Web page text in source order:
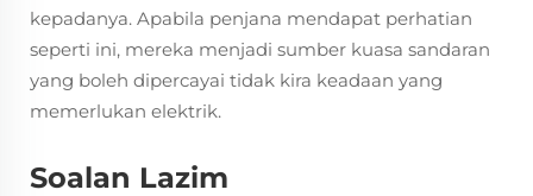
kepadanya. Apabila penjana mendapat perhatian
seperti ini, mereka menjadi sumber kuasa sandaran
yang boleh dipercayai tidak kira keadaan yang
memerlukan elektrik.
Soalan Lazim